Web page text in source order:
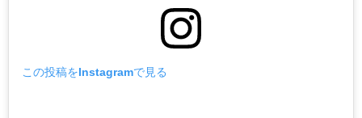
この投稿をInstagramで見る